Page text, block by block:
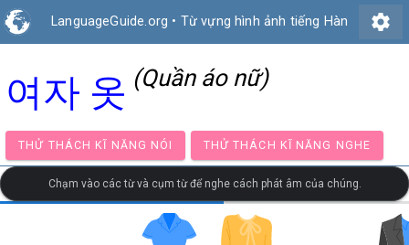
LanguageGuide.org • Từ vựng hình ảnh tiếng Hàn settings
여자 옷 (Quần áo nữ)
THỬ THÁCH KĨ NĂNG NÓI THỬ THÁCH KĨ NĂNG
Chạm vào các từ và cụm từ để nghe cách phát âm của chúng.